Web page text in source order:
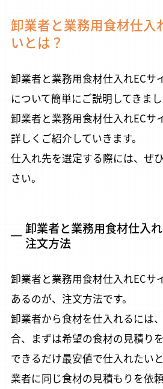
卸業者と業務用食材仕入
いとは？
卸業者と業務用食材仕入れECサ
について簡単にご説明してきま
卸業者と業務用食材仕入れECサ
詳しくご紹介していきます。
仕入れ先を選定する際には、ぜ
さい。
卸業者と業務用食材仕入
注文方法
卸業者と業務用食材仕入れECサ
あるのが、注文方法です。
卸業者から食材を仕入れるには
合、まずは希望の食材の見積りを
できるだけ最安値で仕入れたい
業者に同じ食材の見積もりを依